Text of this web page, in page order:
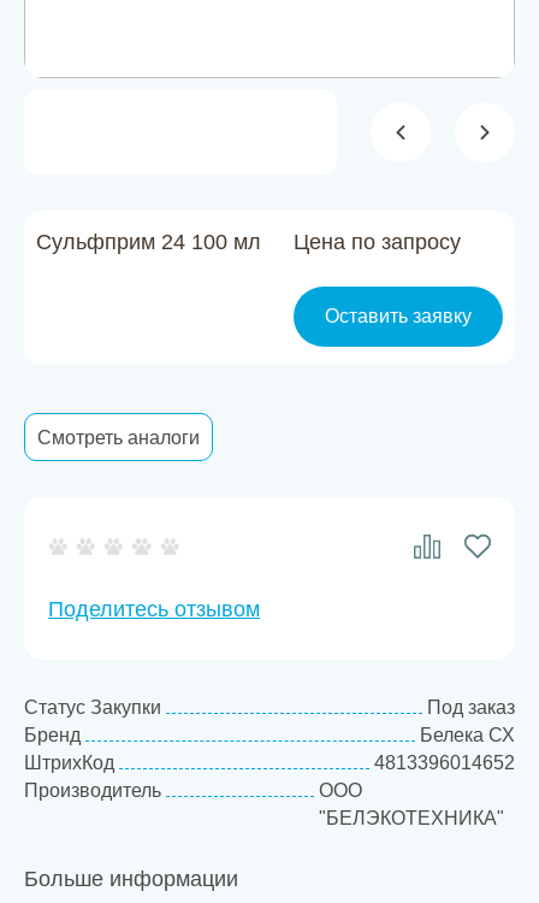
Контакты
Сульфприм 24 100 мл Цена по запросу
Оставить заявку
Смотреть аналоги
Поделитесь отзывом
Статус Закупки
Под заказ
Бренд
Белека СХ
ШтрихКод
4813396014652
Производитель
ООО
"БЕЛЭКОТЕХНИКА"
Больше информации